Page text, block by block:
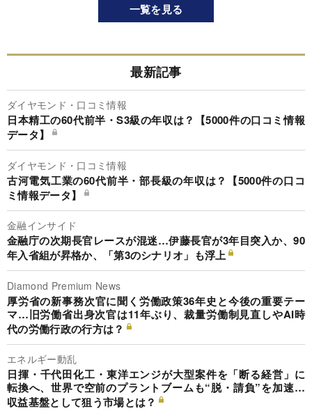
一覧を見る
最新記事
ダイヤモンド・口コミ情報
日本精工の60代前半・S3級の年収は？【5000件の口コミ情報
データ】
ダイヤモンド・口コミ情報
古河電気工業の60代前半・部長級の年収は？【5000件の口コ
ミ情報データ】
金融インサイド
金融庁の次期長官レースが混迷…伊藤長官が3年目突入か、90
年入省組が昇格か、「第3のシナリオ」も浮上
Diamond Premium News
厚労省の新事務次官に聞く労働政策36年史と今後の重要テー
マ…旧労働省出身次官は11年ぶり、裁量労働制見直しやAI時
代の労働行政の行方は？
エネルギー動乱
日揮・千代田化工・東洋エンジが大型案件を「断る経営」に
転換へ、世界で空前のプラントブームも“脱・請負”を加速…
収益基盤として狙う市場とは？